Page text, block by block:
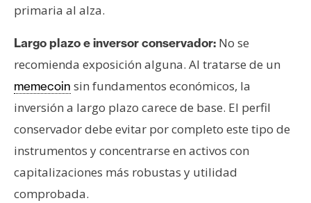
primaria al alza.
Largo plazo e inversor conservador: No se
recomienda exposición alguna. Al tratarse de un
memecoin sin fundamentos económicos, la
inversión a largo plazo carece de base. El perfil
conservador debe evitar por completo este tipo de
instrumentos y concentrarse en activos con
capitalizaciones más robustas y utilidad
comprobada.